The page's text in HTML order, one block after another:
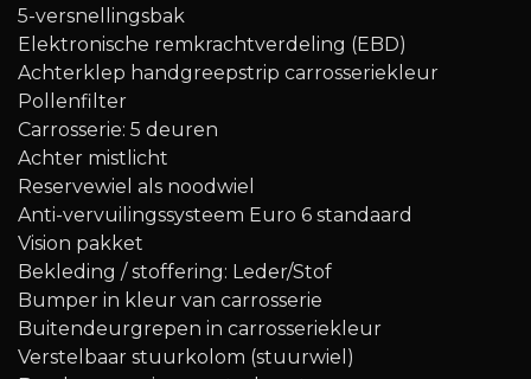
5-versnellingsbak
Elektronische remkrachtverdeling (EBD)
Achterklep handgreepstrip carrosseriekleur
Pollenfilter
Carrosserie: 5 deuren
Achter mistlicht
Reservewiel als noodwiel
Anti-vervuilingssysteem Euro 6 standaard
Vision pakket
Bekleding / stoffering: Leder/Stof
Bumper in kleur van carrosserie
Buitendeurgrepen in carrosseriekleur
Verstelbaar stuurkolom (stuurwiel)